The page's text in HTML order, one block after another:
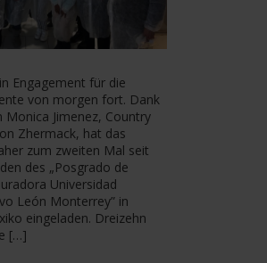
Engagement für die
von morgen fort. Dank
Jimenez, Country
Zhermack, hat das
zum zweiten Mal seit
des „Posgrado de
Universidad
León Monterrey” in
eingeladen. Dreizehn
[…]